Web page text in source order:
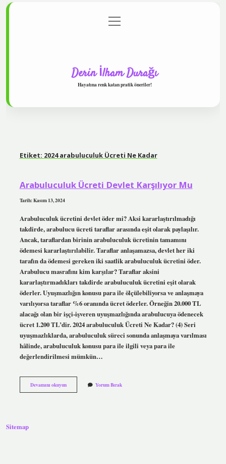
Gizlilik Politikası
menüyü
aç
Derin İlham Durağı
Hayatına renk katan pratik öneriler!
Etiket: 2024 arabuluculuk Ücreti Ne Kadar
Arabuluculuk Ücreti Devlet Karşılıyor Mu
Tarih: Kasım 13, 2024
Arabuluculuk ücretini devlet öder mi? Aksi kararlaştırılmadığı
takdirde, arabulucu ücreti taraflar arasında eşit olarak paylaşılır.
Ancak, taraflardan birinin arabuluculuk ücretinin tamamını
ödemesi kararlaştırılabilir. Taraflar anlaşamazsa, devlet her iki
tarafın da ödemesi gereken iki saatlik arabuluculuk ücretini öder.
Arabulucu masrafını kim karşılar? Taraflar aksini
kararlaştırmadıkları takdirde arabuluculuk ücretini eşit olarak
öderler. Uyuşmazlığın konusu para ile ölçülebiliyorsa ve anlaşmaya
varılıyorsa taraflar %6 oranında ücret öderler. Örneğin 20.000 TL
alacağı olan bir işçi-işveren uyuşmazlığında arabulucuya ödenecek
ücret 1.200 TL’dir. 2024 arabuluculuk Ücreti Ne Kadar? (4) Seri
uyuşmazlıklarda, arabuluculuk süreci sonunda anlaşmaya varılması
hâlinde, arabuluculuk konusu para ile ilgili veya para ile
değerlendirilmesi mümkün…
Devamını okuyunArabuluculuk
Ücreti
Yorum Bırak
Sitemap